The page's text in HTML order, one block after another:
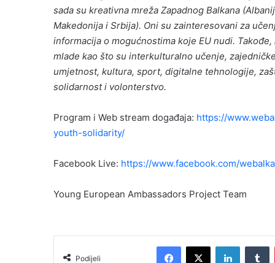
sada su kreativna mreža Zapadnog Balkana
Makedonija i Srbija). Oni su zainteresovani za
informacija o mogućnostima koje EU nudi.
mlade kao što su interkulturalno učenje,
umjetnost, kultura, sport, digitalne tehnologije,
solidarnost i volonterstvo.
Program i Web stream događaja: https://
youth-solidarity/
Facebook Live: https://www.facebook.com/
Young European Ambassadors Project Team
Podijeli
Facebook
X LinkedIn